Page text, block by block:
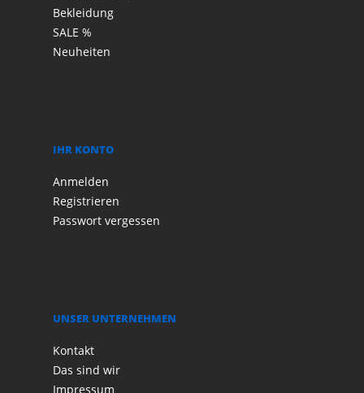
Bekleidung
SALE %
Neuheiten
IHR KONTO
Anmelden
Registrieren
Passwort vergessen
UNSER UNTERNEHMEN
Kontakt
Das sind wir
Impressum